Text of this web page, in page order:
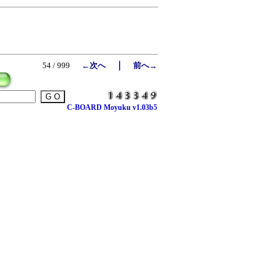
54 / 999 ←次へ｜ 前へ→
C-BOARD Moyuku v1.03b5